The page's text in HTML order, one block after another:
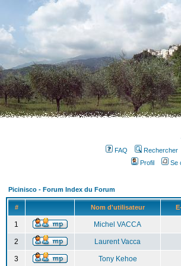
FAQ Rechercher
Profil
Se
Picinisco - Forum Index du Forum
# Nom d'utilisateur
1 Michel VACCA
2 Laurent Vacca
3 Tony Kehoe